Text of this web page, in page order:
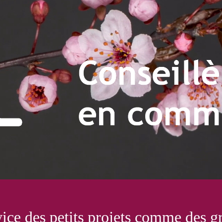
en
des petits projets comme des